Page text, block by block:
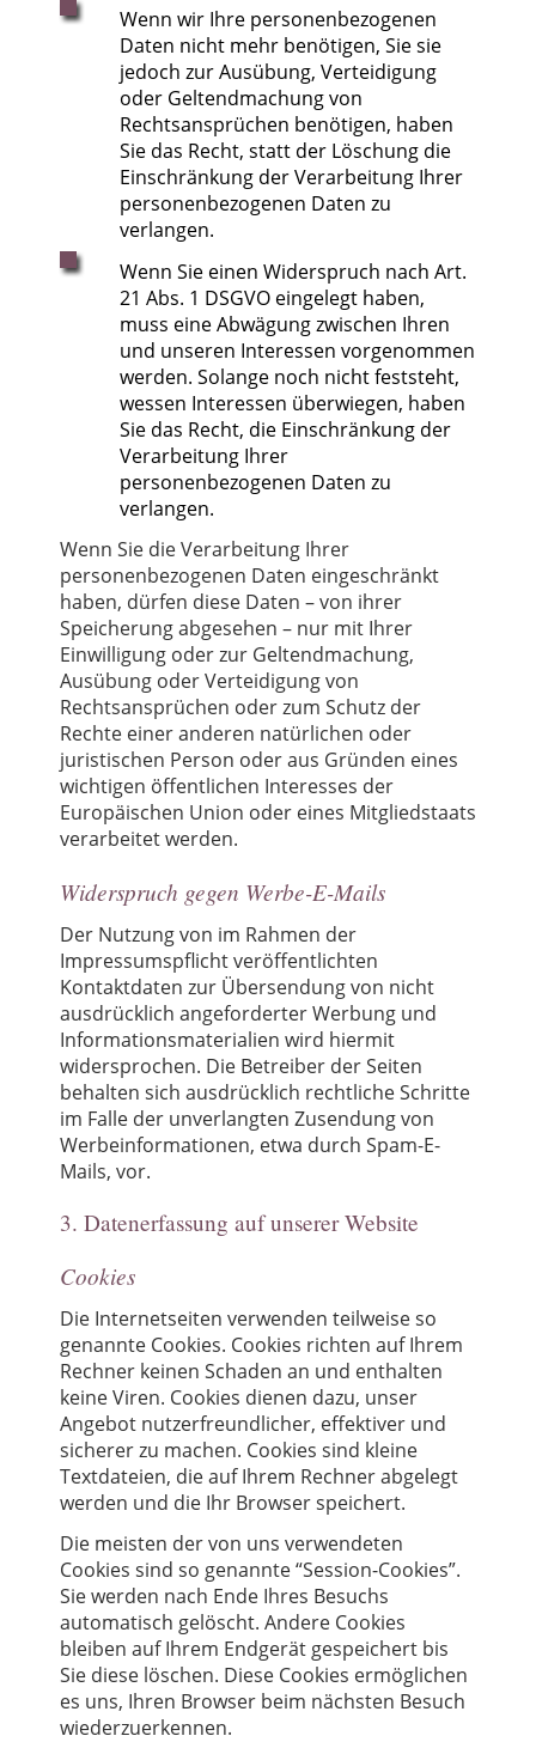
Wenn wir Ihre personenbezogenen
Daten nicht mehr benötigen, Sie sie
jedoch zur Ausübung, Verteidigung
oder Geltendmachung von
Rechtsansprüchen benötigen, haben
Sie das Recht, statt der Löschung die
Einschränkung der Verarbeitung Ihrer
personenbezogenen Daten zu
verlangen.
Wenn Sie einen Widerspruch nach Art.
21 Abs. 1 DSGVO eingelegt haben,
muss eine Abwägung zwischen Ihren
und unseren Interessen vorgenommen
werden. Solange noch nicht feststeht,
wessen Interessen überwiegen, haben
Sie das Recht, die Einschränkung der
Verarbeitung Ihrer
personenbezogenen Daten zu
verlangen.
Wenn Sie die Verarbeitung Ihrer
personenbezogenen Daten eingeschränkt
haben, dürfen diese Daten – von ihrer
Speicherung abgesehen – nur mit Ihrer
Einwilligung oder zur Geltendmachung,
Ausübung oder Verteidigung von
Rechtsansprüchen oder zum Schutz der
Rechte einer anderen natürlichen oder
juristischen Person oder aus Gründen eines
wichtigen öffentlichen Interesses der
Europäischen Union oder eines Mitgliedstaats
verarbeitet werden.
Widerspruch gegen Werbe-E-Mails
Der Nutzung von im Rahmen der
Impressumspflicht veröffentlichten
Kontaktdaten zur Übersendung von nicht
ausdrücklich angeforderter Werbung und
Informationsmaterialien wird hiermit
widersprochen. Die Betreiber der Seiten
behalten sich ausdrücklich rechtliche Schritte
im Falle der unverlangten Zusendung von
Werbeinformationen, etwa durch Spam-E-
Mails, vor.
3. Datenerfassung auf unserer Website
Cookies
Die Internetseiten verwenden teilweise so
genannte Cookies. Cookies richten auf Ihrem
Rechner keinen Schaden an und enthalten
keine Viren. Cookies dienen dazu, unser
Angebot nutzerfreundlicher, effektiver und
sicherer zu machen. Cookies sind kleine
Textdateien, die auf Ihrem Rechner abgelegt
werden und die Ihr Browser speichert.
Die meisten der von uns verwendeten
Cookies sind so genannte “Session-Cookies”.
Sie werden nach Ende Ihres Besuchs
automatisch gelöscht. Andere Cookies
bleiben auf Ihrem Endgerät gespeichert bis
Sie diese löschen. Diese Cookies ermöglichen
es uns, Ihren Browser beim nächsten Besuch
wiederzuerkennen.